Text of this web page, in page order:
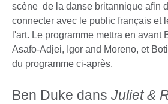
scène de la danse britannique afin
connecter avec le public français et
l'art. Le programme mettra en avant
Asafo-Adjei, Igor and Moreno, et
du programme ci-après.
Ben Duke dans Juliet &